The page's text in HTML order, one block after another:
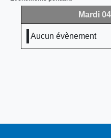
Mardi
Aucun évènement